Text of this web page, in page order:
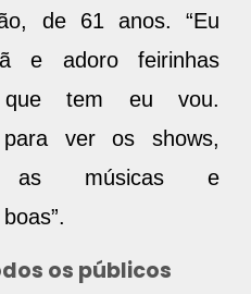
de 61 anos. “Eu
e adoro feirinhas
que tem eu vou.
para ver os shows,
as músicas e
os públicos